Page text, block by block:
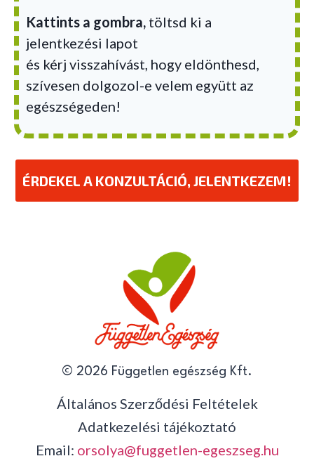
Kattints a gombra, töltsd ki a
jelentkezési lapot
és kérj visszahívást, hogy eldönthesd,
szívesen dolgozol-e velem együtt az
egészségeden!
ÉRDEKEL A KONZULTÁCIÓ, JELENTKEZEM!
© 2026 Független egészség Kft.
Általános Szerződési Feltételek
Adatkezelési tájékoztató
Email: orsolya@fuggetlen-egeszseg.hu